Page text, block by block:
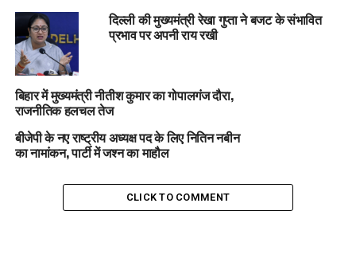
दिल्ली की मुख्यमंत्री रेखा गुप्ता ने बजट के संभावित
प्रभाव पर अपनी राय रखी
बिहार में मुख्यमंत्री नीतीश कुमार का गोपालगंज दौरा,
राजनीतिक हलचल तेज
बीजेपी के नए राष्ट्रीय अध्यक्ष पद के लिए नितिन नबीन
का नामांकन, पार्टी में जश्न का माहौल
CLICK TO COMMENT